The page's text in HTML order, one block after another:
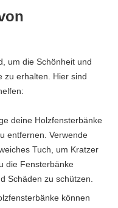
um die Schönheit und
zu erhalten. Hier sind
deine Holzfensterbänke
entfernen. Verwende
Tuch, um Kratzer
die Fensterbänke
Schäden zu schützen.
können